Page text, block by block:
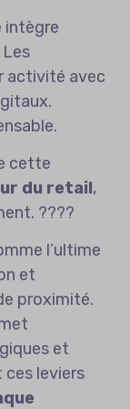
intègre
Les
activité avec
cette
du retail,
????
l’ultime
et
proximité.
et
leviers